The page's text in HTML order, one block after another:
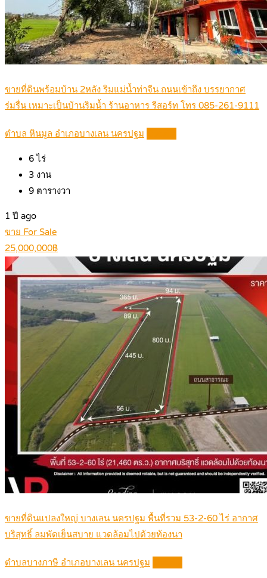
ขายที่ดินพร้อมบ้าน 2หลัง ริมแม่น้ำท่าจีน ถนนเข้าถึง บรรยากาศ
ร่มรื่น เหมาะเป็นบ้านริมน้ำ ร้านอาหาร รีสอร์ท โทร 085-261-9111
ตำบล หินมูล อำเภอบางเลน นครปฐม
6 ไร่
3 งาน
9 ตารางวา
1 ปี ago
ขาย For Sale
25,000,000฿
ขายที่ดินแปลงใหญ่ บางเลน นครปฐม พื้นที่รวม 53-2-60 ไร่ อากาศ
บริสุทธิ์ ลมพัดเย็นสบาย แวดล้อมไปด้วยท้องนา
ตำบลบางภาษี อำเภอบางเลน นครปฐม